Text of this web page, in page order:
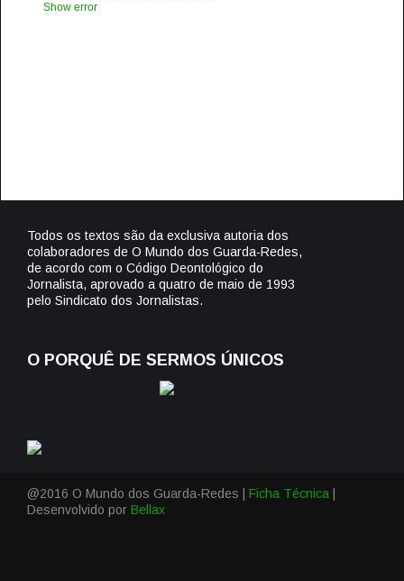
Show error
Todos os textos são da exclusiva autoria dos
colaboradores de O Mundo dos Guarda-Redes,
de acordo com o Código Deontológico do
Jornalista, aprovado a quatro de maio de 1993
pelo Sindicato dos Jornalistas.
O PORQUÊ DE SERMOS ÚNICOS
@2016 O Mundo dos Guarda-Redes | Ficha Técnica
Desenvolvido por Bellax